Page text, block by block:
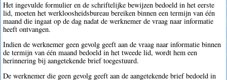
Het ingevulde formulier en de schriftelijke bewijzen bedoeld in het eerste
lid, moeten het werkloosheidsbureau bereiken binnen een termijn van één
maand die ingaat op de dag nadat de werknemer de vraag naar informatie
heeft ontvangen.
Indien de werknemer geen gevolg geeft aan de vraag naar informatie binnen
de termijn van één maand bedoeld in het tweede lid, wordt hem een
herinnering bij aangetekende brief toegestuurd.
De werknemer die geen gevolg geeft aan de aangetekende brief bedoeld in